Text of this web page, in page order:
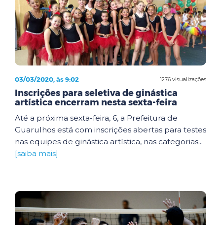
1276 visualizações
03/03/2020, às 9:02
Inscrições para seletiva de ginástica
artística encerram nesta sexta-feira
Até a próxima sexta-feira, 6, a Prefeitura de
Guarulhos está com inscrições abertas para testes
nas equipes de ginástica artística, nas categorias...
[saiba mais]